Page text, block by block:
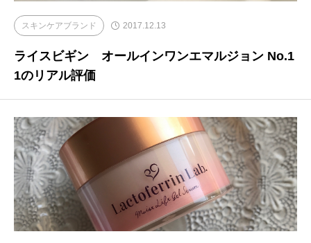
スキンケアブランド 2017.12.13
ライスビギン オールインワンエマルジョン No.1
1のリアル評価